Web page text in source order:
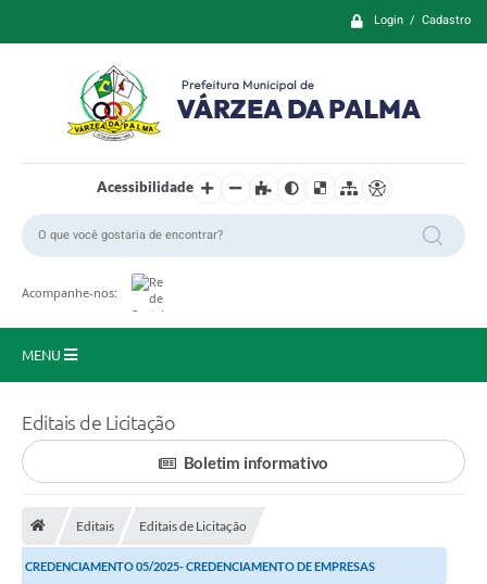
Login / Cadastro
Acessibilidade
Acompanhe-nos:
MENU
Prefeitura
Cidadão
Publicações
Editais de Licitação
Boletim informativo
Editais Editais de Licitação
CREDENCIAMENTO 05/2025- CREDENCIAMENTO DE EMPRESAS